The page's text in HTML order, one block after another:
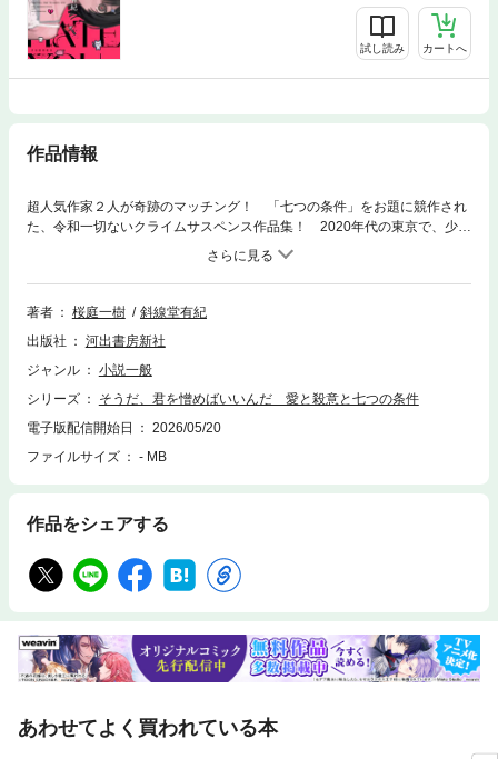
試し読み カートへ
作品情報
超人気作家２人が奇跡のマッチング！ 「七つの条件」をお題に競作され
た、令和一切ないクライムサスペンス作品集！ 2020年代の東京で、少女
たちの「愛」と「殺意」が交錯するーー
著者 桜庭一樹
斜線堂有紀
出版社
河出書房新社
ジャンル
小説一般
シリーズ
そうだ、君を憎めばいいんだ 愛と殺意と七つの条件
電子版配信開始日
2026/05/20
ファイルサイズ
- MB
作品をシェアする
あわせてよく買われている本